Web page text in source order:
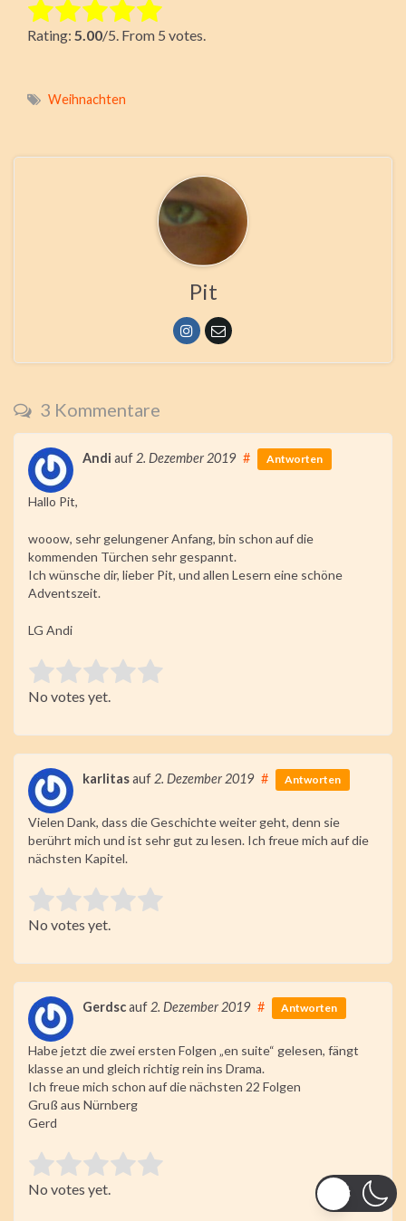
Rate this item:
Submit Rating
Rating: 5.00/5. From 5 votes.
Weihnachten
Pit
3 Kommentare
Andi auf 2. Dezember 2019 # Antworten
Hallo Pit,
wooow, sehr gelungener Anfang, bin schon auf die
kommenden Türchen sehr gespannt.
Ich wünsche dir, lieber Pit, und allen Lesern eine schöne
Adventszeit.
LG Andi
Rate this item:
Submit Rating
No votes yet.
karlitasauf 2. Dezember 2019 # Antworten
Vielen Dank, dass die Geschichte weiter geht, denn sie
berührt mich und ist sehr gut zu lesen. Ich freue mich auf die
nächsten Kapitel.
Rate this item:
Submit Rating
No votes yet.
Gerdscauf 2. Dezember 2019 # Antworten
Habe jetzt die zwei ersten Folgen „en suite“ gelesen, fängt
klasse an und gleich richtig rein ins Drama.
Ich freue mich schon auf die nächsten 22 Folgen
Gruß aus Nürnberg
Gerd
Rate this item:
Submit Rating
No votes yet.